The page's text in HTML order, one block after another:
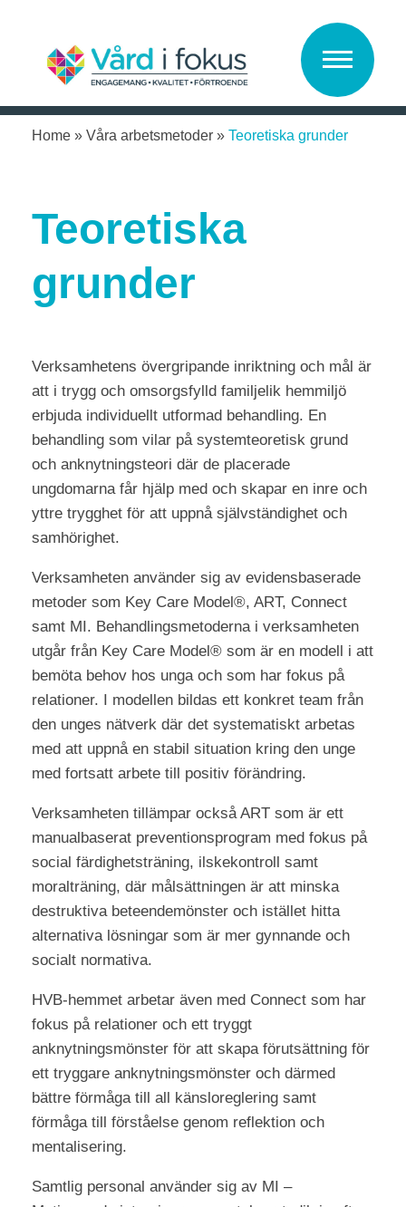
Vård i Fokus
Home» Våra arbetsmetoder» Teoretiska grunder
Teoretiska
grunder
Verksamhetens övergripande inriktning och mål är
att i trygg och omsorgsfylld familjelik hemmiljö
erbjuda individuellt utformad behandling. En
behandling som vilar på systemteoretisk grund
och anknytningsteori där de placerade
ungdomarna får hjälp med och skapar en inre och
yttre trygghet för att uppnå självständighet och
samhörighet.
Verksamheten använder sig av evidensbaserade
metoder som Key Care Model®, ART, Connect
samt MI. Behandlingsmetoderna i verksamheten
utgår från Key Care Model® som är en modell i att
bemöta behov hos unga och som har fokus på
relationer. I modellen bildas ett konkret team från
den unges nätverk där det systematiskt arbetas
med att uppnå en stabil situation kring den unge
med fortsatt arbete till positiv förändring.
Verksamheten tillämpar också ART som är ett
manualbaserat preventionsprogram med fokus på
social färdighetsträning, ilskekontroll samt
moralträning, där målsättningen är att minska
destruktiva beteendemönster och istället hitta
alternativa lösningar som är mer gynnande och
socialt normativa.
HVB-hemmet arbetar även med Connect som har
fokus på relationer och ett tryggt
anknytningsmönster för att skapa förutsättning för
ett tryggare anknytningsmönster och därmed
bättre förmåga till all känsloreglering samt
förmåga till förståelse genom reflektion och
mentalisering.
Samtlig personal använder sig av MI –